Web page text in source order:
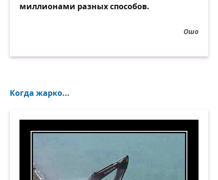
миллионами разных способов.
Ошо
Когда жарко...